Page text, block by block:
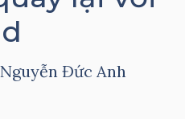
Nguyễn Đức Anh